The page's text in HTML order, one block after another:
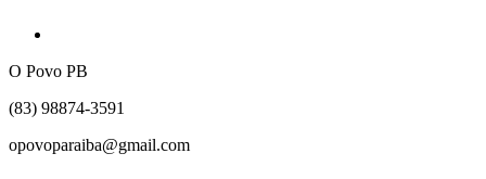
O Povo PB
(83) 98874-3591
opovoparaiba@gmail.com